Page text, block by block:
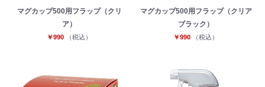
マグカップ500用フラップ（クリ
ア）
￥990 （税込）
マグカップ500用フラップ（クリア
ブラック）
￥990 （税込）